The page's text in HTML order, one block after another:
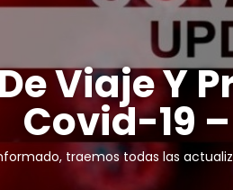
Viaje Y
Covid-19
traemos todas las